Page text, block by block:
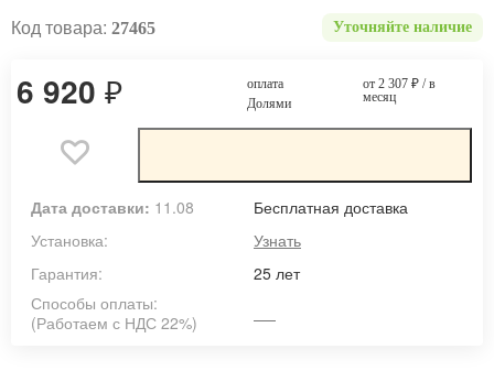
Код товара: 27465 Уточняйте наличие
6 920 ₽
оплата
Долями
от 2 307 ₽/ в
месяц
Дата доставки: 11.08
Бесплатная доставка
Установка:
Узнать
Гарантия:
25 лет
Способы оплаты:
(Работаем с НДС 22%)